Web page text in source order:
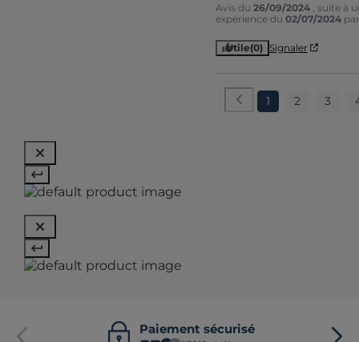
Avis du 26/09/2024
, suite à
expérience du 02/07/2024
Utile(0) Signaler
1 2 3
Paiement sécurisé